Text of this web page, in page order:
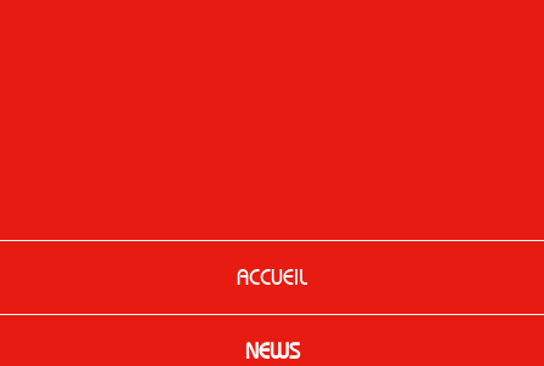
ACCUEIL
NEWS